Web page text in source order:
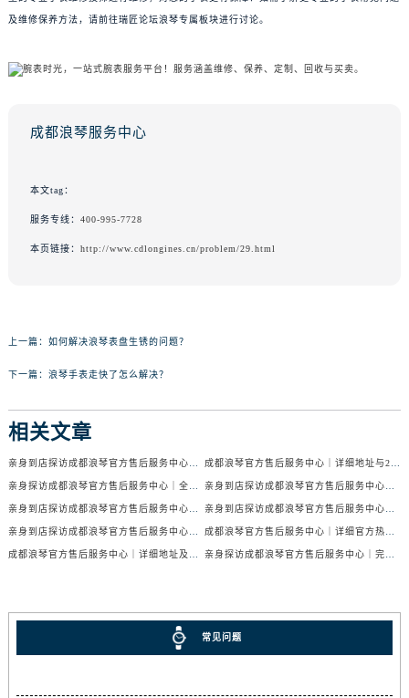
及维修保养方法，请前往瑞匠论坛浪琴专属板块进行讨论。
成都浪琴服务中心
本文tag：
服务专线： 400-995-7728
本页链接： http://www.cdlongines.cn/problem/29.html
上一篇： 如何解决浪琴表盘生锈的问题？
下一篇： 浪琴手表走快了怎么解决？
相关文章
亲身到店探访成都浪琴官方售后服务中心｜服务电话及24小时维修地址（2026年7月最新） 成都浪琴官方售后服务中心｜详细地址与24小时售后热线权威信息公示（2026年7月最新）
亲身探访成都浪琴官方售后服务中心｜全新官方地址与24小时热线（2026年7月最新） 亲身到店探访成都浪琴官方售后服务中心｜最新地址与24小时服务电话（2026年7月最新）
亲身到店探访成都浪琴官方售后服务中心｜服务热线及全部网点地址（2026年7月最新） 亲身到店探访成都浪琴官方售后服务中心｜官方地址与售后服务电话（2026年7月最新）
亲身到店探访成都浪琴官方售后服务中心｜地址与官方服务热线（2026年7月最新） 成都浪琴官方售后服务中心｜详细官方热线及维修地址权威信息公示（2026年7月最新）
成都浪琴官方售后服务中心｜详细地址及售后服务电话权威信息公示（2026年7月最新） 亲身探访成都浪琴官方售后服务中心｜完整电话和维修地址（2026年7月最新）
常见问题